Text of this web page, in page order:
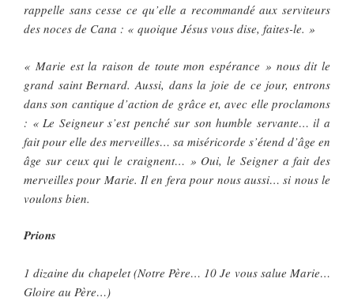
rappelle sans cesse ce qu’elle a recommandé aux serviteurs
des noces de Cana : « quoique Jésus vous dise, faites-le. »
« Marie est la raison de toute mon espérance » nous dit le
grand saint Bernard. Aussi, dans la joie de ce jour, entrons
dans son cantique d’action de grâce et, avec elle proclamons
: « Le Seigneur s’est penché sur son humble servante… il a
fait pour elle des merveilles… sa miséricorde s’étend d’âge en
âge sur ceux qui le craignent… » Oui, le Seigner a fait des
merveilles pour Marie. Il en fera pour nous aussi… si nous le
voulons bien.
Prions
1 dizaine du chapelet (Notre Père… 10 Je vous salue Marie…
Gloire au Père…)